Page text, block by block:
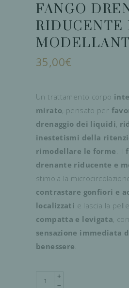
FANGO
RIDUCENTE
35,00€
Un trattamento corpo
mirato , pensato per
drenaggio dei liquidi
inestetismi della
rimodellare le forme . Il
drenante riducente e
stimola la
contrastare gonfiori e
localizzati e lascia la pelle
compatta e levigata ,
sensazione immediata
benessere
Quantity